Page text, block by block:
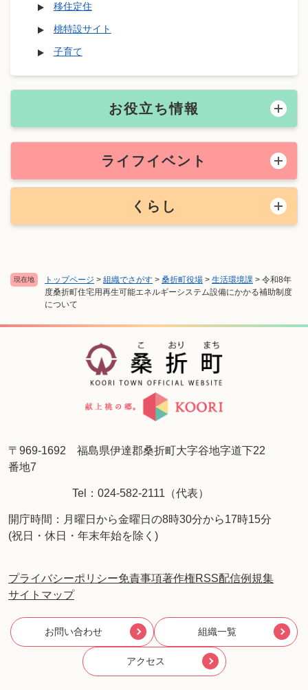
現在地 トップページ > 組織でさがす > 桑折町役場 > 生活環境課 > 令和8年
度桑折町住宅用再生可能エネルギーシステム設備にかかる補助制度
について
移住定住
桃特設サイト
子育て
お役立ち情報
ライフイベント
くらし
〒969-1692 福島県伊達郡桑折町大字谷地字道下22
番地7
Tel：024-582-2111（代表）
開庁時間：月曜日から金曜日の8時30分から17時15分
(祝日・休日・年末年始を除く)
プライバシーポリシー免責事項著作権RSS配信例規集
サイトマップ
お問い合わせ 組織一覧
アクセス